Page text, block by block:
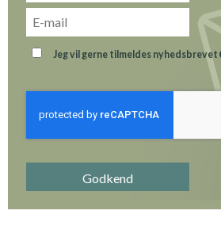
Jeg vil gerne tilmeldes nyhedsbrevet
Godkend